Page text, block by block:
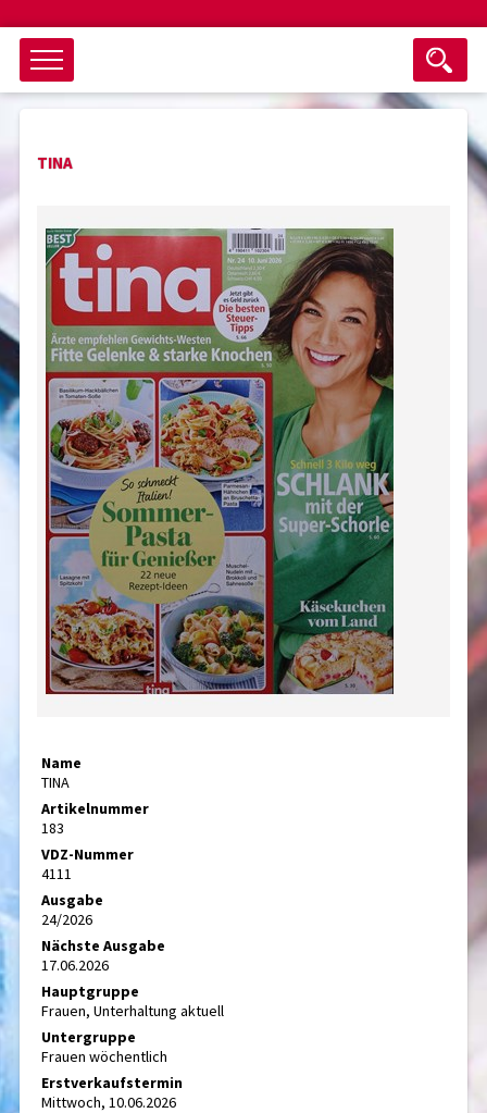
Objektsuche
als ganzes Wort suchen
keine eingestellten Titel
nur Titel im Angebot Suche zurücksetzen
Suchen
TINA
Name
TINA
Artikelnummer
183
VDZ-Nummer
4111
Ausgabe
24/2026
Nächste Ausgabe
17.06.2026
Hauptgruppe
Frauen, Unterhaltung aktuell
Untergruppe
Frauen wöchentlich
Erstverkaufstermin
Mittwoch, 10.06.2026